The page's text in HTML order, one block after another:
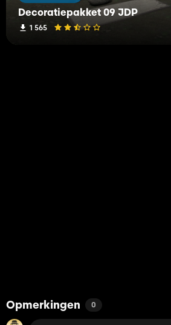
Decoratiepakket 09 JDP
1 565
Opmerkingen 0